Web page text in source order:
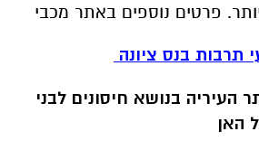
פרטים נוספים באתר מכבי
תרבות בנס ציונה
העיריה בנושא חיסונים לבני
האן